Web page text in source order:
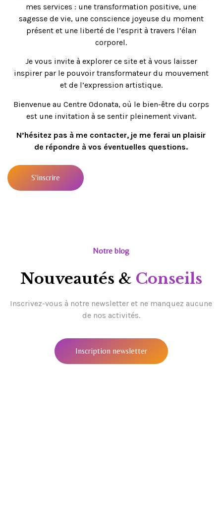
mes services : une transformation positive, une
sagesse de vie, une conscience joyeuse du moment
présent et une liberté de l’esprit à travers l’élan
corporel.
Je vous invite à explorer ce site et à vous laisser
inspirer par le pouvoir transformateur du mouvement
et de l’expression artistique.
Bienvenue au Centre Odonata, où le bien-être du corps
est une invitation à se sentir pleinement vivant.
N’hésitez pas à me contacter, je me ferai un plaisir
de répondre à vos éventuelles questions.
S'inscrire
Notre blog
Nouveautés & Conseils
Inscrivez-vous à notre newsletter et ne manquez aucune
de nos activités.
Inscription newsletter